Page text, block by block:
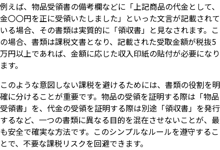
例えば、物品受領書の備考欄などに「上記商品の代金として、
金〇〇円を正に受領いたしました」といった文言が記載されて
いる場合、その書類は実質的に「領収書」と見なされます。こ
の場合、書類は課税文書となり、記載された受取金額が税抜5
万円以上であれば、金額に応じた収入印紙の貼付が必要になり
ます。
このような意図しない課税を避けるためには、書類の役割を明
確に分けることが重要です。物品の受領を証明する際は「物品
受領書」を、代金の受領を証明する際は別途「領収書」を発行
するなど、一つの書類に異なる目的を混在させないことが、最
も安全で確実な方法です。このシンプルなルールを遵守するこ
とで、不要な課税リスクを回避できます。